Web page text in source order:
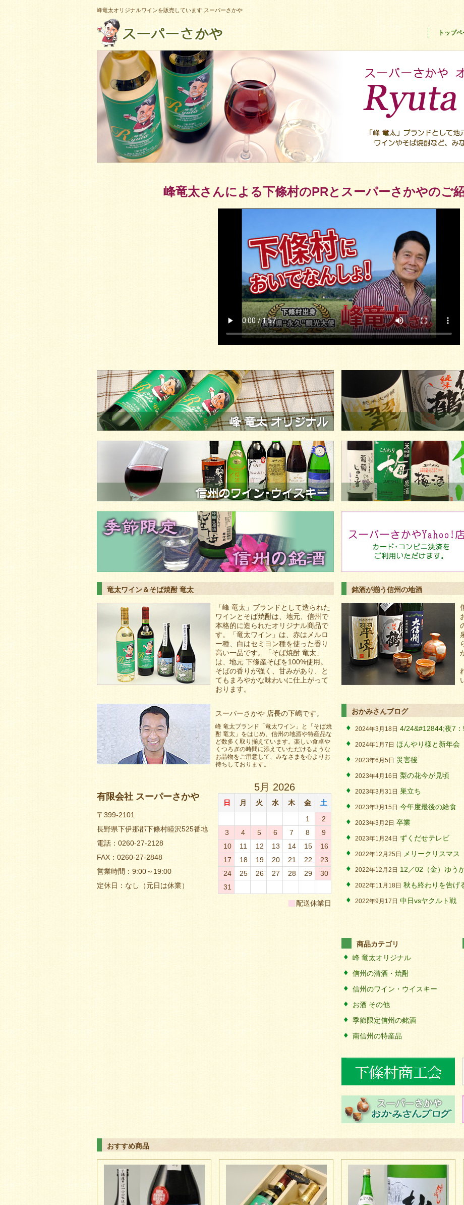
峰竜太オリジナルワインを販売しています スーパーさかや
トップ
峰竜太さんによる下條村のPRとスーパーさかやのご
竜太ワイン＆そば焼酎 竜太
「峰 竜太」ブランドとして造られた
ワインとそば焼酎は、地元、信州で
本格的に造られたオリジナル商品で
す。「竜太ワイン」は、赤はメルロ
ー種、白はセミヨン種を使った香り
高い一品です。「そば焼酎 竜太」
は、地元 下條産そばを100%使用。
そばの香りが強く、甘みがあり、と
てもまろやかな味わいに仕上がって
おります。
銘酒が揃う信州の地酒
スーパーさかや 店長の下嶋です。
峰 竜太ブランド「竜太ワイン」と「そば焼
酎 竜太」をはじめ、信州の地酒や特産品な
ど数多く取り揃えています。楽しい食卓や
くつろぎの時間に添えていただけるような
お品物をご用意して、みなさまを心よりお
待ちしております。
有限会社 スーパーさかや
〒399-2101
長野県下伊那郡下條村睦沢525番地
電話：0260-27-2128
FAX：0260-27-2848
営業時間：9:00～19:00
定休日：なし（元日は休業）
5月 2026
日 月 火 水 木 金
土
1
2
3
4 5 6 7 8
9
10
11 12 13 14 15
16
17
18 19 20 21 22
23
24
25 26 27 28 29
30
31
■配送休業日
おかみさんブログ
2024年3月18日 4/24&#12844;夜7
2024年1月7日 ほんやり様と新年会
2023年6月5日 災害後
2023年4月16日 梨の花今が見頃
2023年3月31日 巣立ち
2023年3月15日 今年度最後の給食
2023年3月2日 卒業
2023年1月24日 ずくだせテレビ
2022年12月25日 メリークリスマス
2022年12月2日 12／02（金）ゆう
2022年11月18日 秋も終わりを告げ
2022年9月17日 中日vsヤクルト戦
商品カテゴリ
峰 竜太オリジナル
信州の清酒・焼酎
信州のワイン・ウイスキー
お酒 その他
季節限定信州の銘酒
南信州の特産品
おすすめ商品